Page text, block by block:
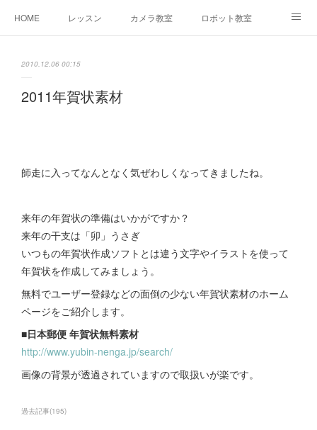
HOME レッスン カメラ教室 ロボット教室
2010.12.06 00:15
2011年賀状素材
師走に入ってなんとなく気ぜわしくなってきましたね。
来年の年賀状の準備はいかがですか？
来年の干支は「卯」うさぎ
いつもの年賀状作成ソフトとは違う文字やイラストを使って
年賀状を作成してみましょう。
無料でユーザー登録などの面倒の少ない年賀状素材のホーム
ページをご紹介します。
■日本郵便 年賀状無料素材
http://www.yubin-nenga.jp/search/
画像の背景が透過されていますので取扱いが楽です。
過去記事(195)